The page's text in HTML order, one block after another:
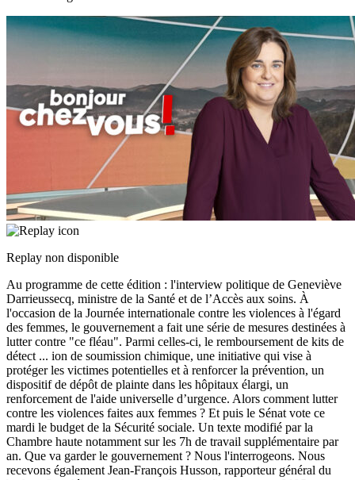
Replay non disponible
Au programme de cette édition : l'interview politique de Geneviève
Darrieussecq, ministre de la Santé et de l’Accès aux soins. À
l'occasion de la Journée internationale contre les violences à l'égard
des femmes, le gouvernement a fait une série de mesures destinées à
lutter contre "ce fléau". Parmi celles-ci, le remboursement de kits de
détect ... ion de soumission chimique, une initiative qui vise à
protéger les victimes potentielles et à renforcer la prévention, un
dispositif de dépôt de plainte dans les hôpitaux élargi, un
renforcement de l'aide universelle d’urgence. Alors comment lutter
contre les violences faites aux femmes ? Et puis le Sénat vote ce
mardi le budget de la Sécurité sociale. Un texte modifié par la
Chambre haute notamment sur les 7h de travail supplémentaire par
an. Que va garder le gouvernement ? Nous l'interrogeons. Nous
recevons également Jean-François Husson, rapporteur général du